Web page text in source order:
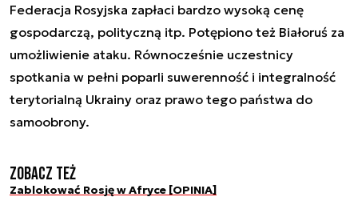
Federacja Rosyjska zapłaci bardzo wysoką cenę
gospodarczą, polityczną itp. Potępiono też Białoruś za
umożliwienie ataku. Równocześnie uczestnicy
spotkania w pełni poparli suwerenność i integralność
terytorialną Ukrainy oraz prawo tego państwa do
samoobrony.
Zobacz też
Zablokować Rosję w Afryce [OPINIA]